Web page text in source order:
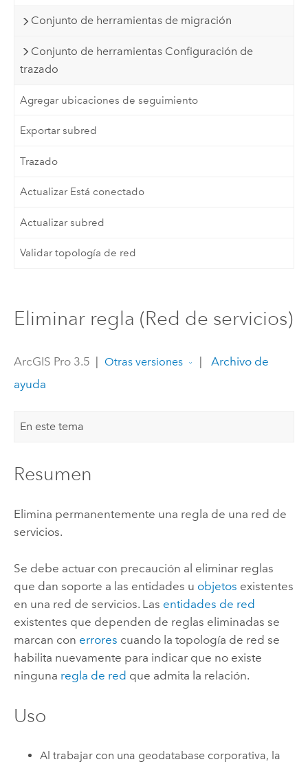
Conjunto de herramientas de migración
Conjunto de herramientas Configuración de
trazado
Agregar ubicaciones de seguimiento
Exportar subred
Trazado
Actualizar Está conectado
Actualizar subred
Validar topología de red
Eliminar regla (Red de servicios)
ArcGIS Pro 3.5 Otras versiones
Archivo de
ayuda
En este tema
Resumen
Elimina permanentemente una regla de una red de
servicios.
Se debe actuar con precaución al eliminar reglas
que dan soporte a las entidades u objetos existentes
en una red de servicios. Las entidades de red
existentes que dependen de reglas eliminadas se
marcan con errores cuando la topología de red se
habilita nuevamente para indicar que no existe
ninguna regla de red que admita la relación.
Uso
Al trabajar con una geodatabase corporativa, la